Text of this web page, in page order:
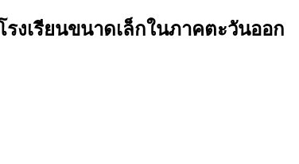
งเรียนขนาดเล็กในภาคตะวันออก